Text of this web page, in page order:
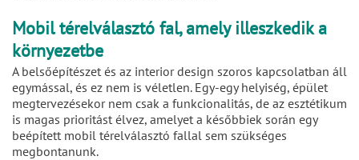
Mobil térelválasztó fal, amely illeszkedik a
környezetbe
A belsőépítészet és az interior design szoros kapcsolatban áll
egymással, és ez nem is véletlen. Egy-egy helyiség, épület
megtervezésekor nem csak a funkcionalitás, de az esztétikum
is magas prioritást élvez, amelyet a későbbiek során egy
beépített mobil térelválasztó fallal sem szükséges
megbontanunk.